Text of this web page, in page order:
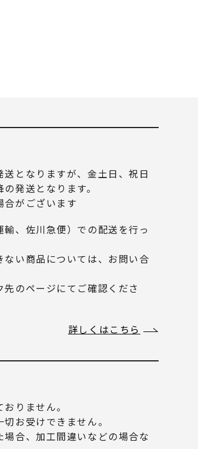
となりますが、金土日、祝日
発送となります。
がございます
、佐川急便）での配送を行っ
い商品については、お問い合
のページにてご確認くださ
詳しくはこちら
りません。
お受けできません。
合、加工間違いなどの場合な